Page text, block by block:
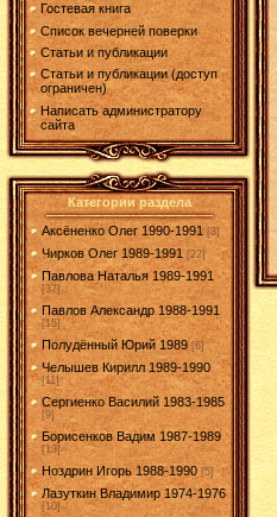
Гостевая книга
Список вечерней поверки
Статьи и публикации
Статьи и публикации (доступ
ограничен)
Написать администратору
сайта
Категории раздела
Аксёненко Олег 1990-1991 [3]
Чирков Олег 1989-1991 [22]
Павлова Наталья 1989-1991
[37]
Павлов Александр 1988-1991
[15]
Полудённый Юрий 1989 [6]
Челышев Кирилл 1989-1990
[11]
Сергиенко Василий 1983-1985
[9]
Борисенков Вадим 1987-1989
[13]
Ноздрин Игорь 1988-1990 [5]
Лазуткин Владимир 1974-1976
[10]